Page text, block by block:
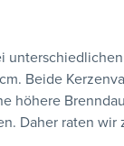
Beide
höhere
Daher raten wir